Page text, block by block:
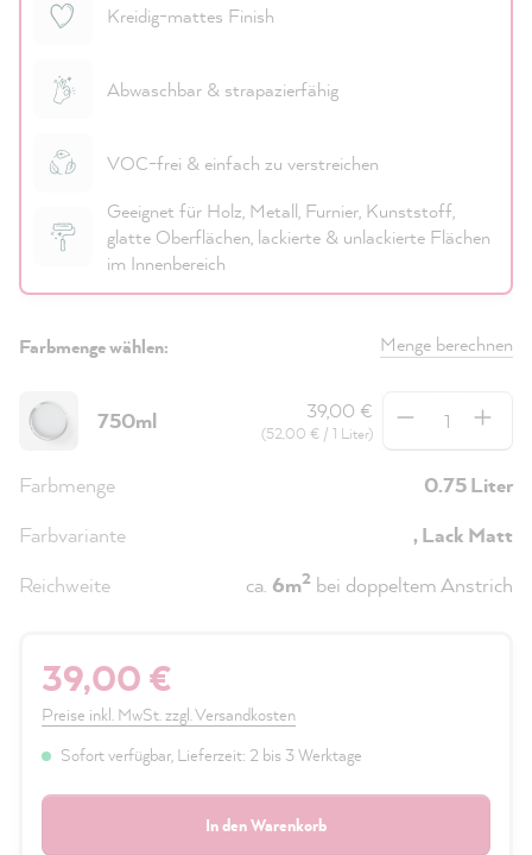
Kreidig-mattes Finish
Abwaschbar & strapazierfähig
VOC-frei & einfach zu verstreichen
Geeignet für Holz, Metall, Furnier, Kunststoff,
glatte Oberflächen, lackierte & unlackierte Flächen
im Innenbereich
Farbmenge wählen: Menge berechnen
750ml 39,00 €
(52,00 € / 1 Liter)
Farbmenge
0.75 Liter
Farbvariante
, Lack Matt
Reichweite
ca. 6m2 bei doppeltem Anstrich
39,00 €
Preise inkl. MwSt. zzgl. Versandkosten
Sofort verfügbar, Lieferzeit: 2 bis 3 Werktage
In den Warenkorb